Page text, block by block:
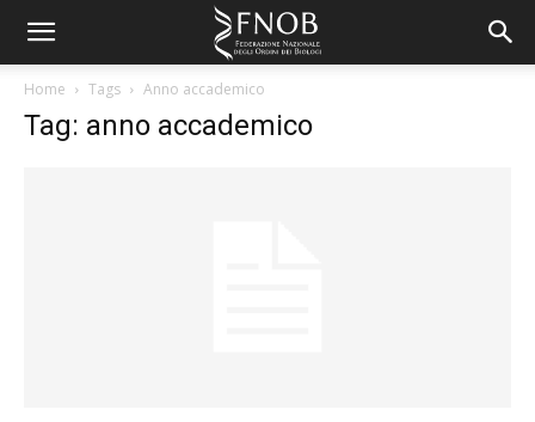
Home Tags Anno accademico
Tag: anno accademico